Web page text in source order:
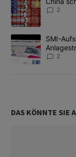
2
Ein Trendartikel
SMI-
2
DAS KÖNNTE SIE